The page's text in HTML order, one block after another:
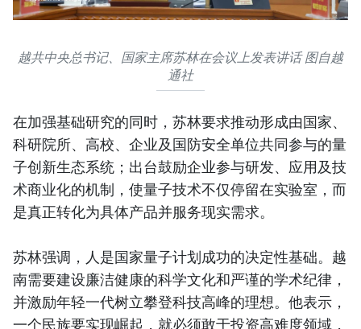
越共中央总书记、国家主席苏林在会议上发表讲话 图自越
通社
在加强基础研究的同时，苏林要求推动形成由国家、
科研院所、高校、企业及国防安全单位共同参与的量
子创新生态系统；出台鼓励企业参与研发、应用及技
术商业化的机制，使量子技术不仅停留在实验室，而
是真正转化为具体产品并服务现实需求。
苏林强调，人是国家量子计划成功的决定性基础。越
南需要建设廉洁健康的科学文化和严谨的学术纪律，
并激励年轻一代树立攀登科技高峰的理想。他表示，
一个民族要实现崛起，就必须敢于投资高难度领域，